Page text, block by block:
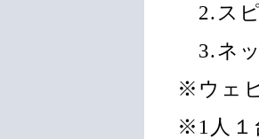
2.ス
3.ネ
※ウェ
※1人１